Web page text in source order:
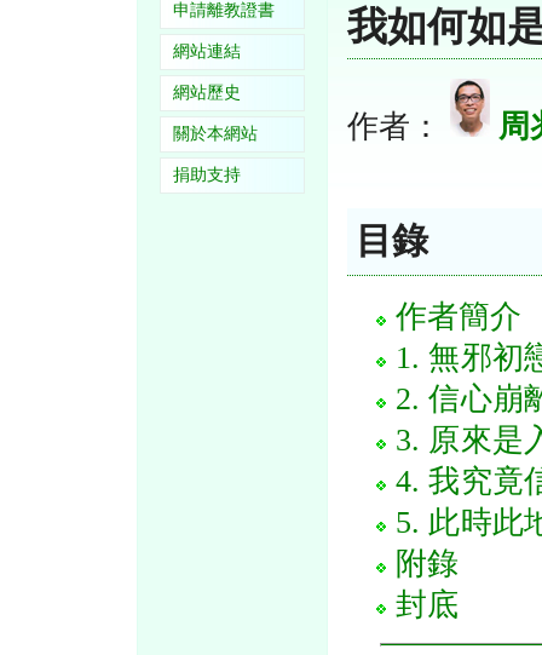
申請離教證書
網站連結
網站歷史
關於本網站
捐助支持
我如何如
作者： 周
目錄
作者簡介
1. 無邪初
2. 信心崩
3. 原來是
4. 我究竟
5. 此時此
附錄
封底